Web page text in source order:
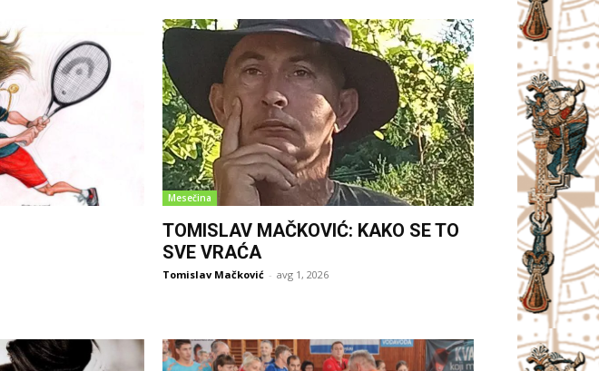
Mesečina
TOMISLAV MAČKOVIĆ: KAKO SE TO
SVE VRAĆA
Tomislav Mačković - avg 1, 2026